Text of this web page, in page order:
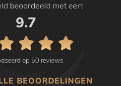
beoordeeld met een:
9.7
op 50 reviews
BEOORDELINGEN